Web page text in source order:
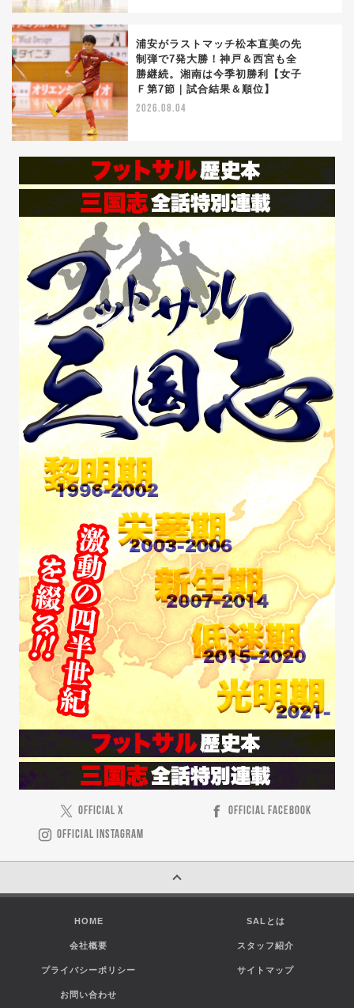
浦安がラストマッチ松本直美の先
制弾で7発大勝！神戸＆西宮も全
勝継続。湘南は今季初勝利【女子
Ｆ第7節｜試合結果＆順位】
2026.08.04
OFFICIAL X
OFFICIAL FACEBOOK
OFFICIAL INSTAGRAM
HOME SALとは
会社概要 スタッフ紹介
プライバシーポリシー サイトマップ
お問い合わせ